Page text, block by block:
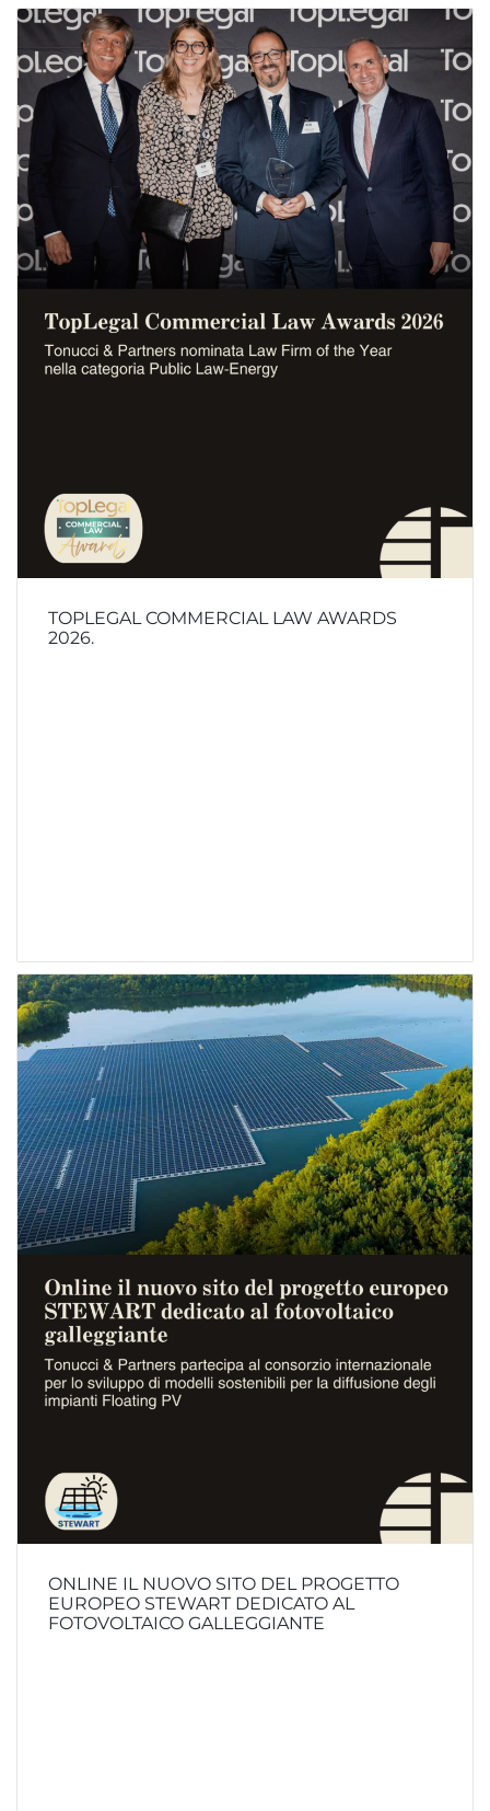
TOPLEGAL COMMERCIAL LAW AWARDS
2026.
ONLINE IL NUOVO SITO DEL PROGETTO
EUROPEO STEWART DEDICATO AL
FOTOVOLTAICO GALLEGGIANTE